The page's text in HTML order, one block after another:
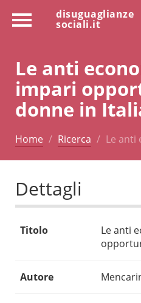
disuguaglianze
sociali.it
Le anti
impari
donne in
Home Ricerca Le anti
Dettagli
Titolo
Le anti
Autore